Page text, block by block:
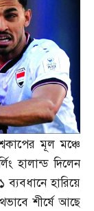
মূল মঞ্চে
হালান্ড দিলেন
১ ব্যবধানে হারিয়ে
শীর্ষে আছে